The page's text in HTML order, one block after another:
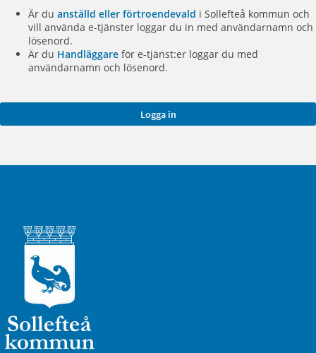
Är du anställd eller förtroendevald i Sollefteå kommun och
vill använda e-tjänster loggar du in med användarnamn och
lösenord.
Är du Handläggare för e-tjänst:er loggar du med
användarnamn och lösenord.